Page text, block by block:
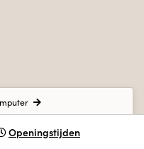
Openingstijden